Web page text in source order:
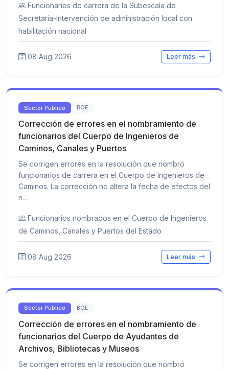
Funcionarios de carrera de la Subescala de
Secretaría-Intervención de administración local con
habilitación nacional
08 Aug 2026 Leer más
Sector Público BOE
Corrección de errores en el nombramiento de
funcionarios del Cuerpo de Ingenieros de
Caminos, Canales y Puertos
Se corrigen errores en la resolución que nombró
funcionarios de carrera en el Cuerpo de Ingenieros de
Caminos. La corrección no altera la fecha de efectos del
n...
Funcionarios nombrados en el Cuerpo de Ingenieros
de Caminos, Canales y Puertos del Estado
08 Aug 2026 Leer más
Sector Público BOE
Corrección de errores en el nombramiento de
funcionarios del Cuerpo de Ayudantes de
Archivos, Bibliotecas y Museos
Se corrigen errores en la resolución que nombró